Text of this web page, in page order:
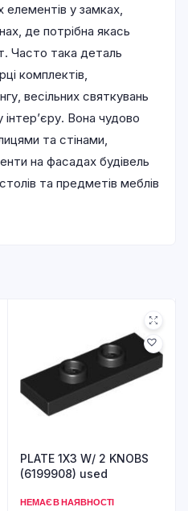
у замках,
де потрібна якась
Часто така деталь
комплектів,
весільних святкувань
інтер’єру. Вона чудово
та стінами,
на фасадах будівель
та предметів меблів
PLATE 1X3 W/ 2 KNOBS
(6199908) used
НЕМАЄ В НАЯВНОСТІ